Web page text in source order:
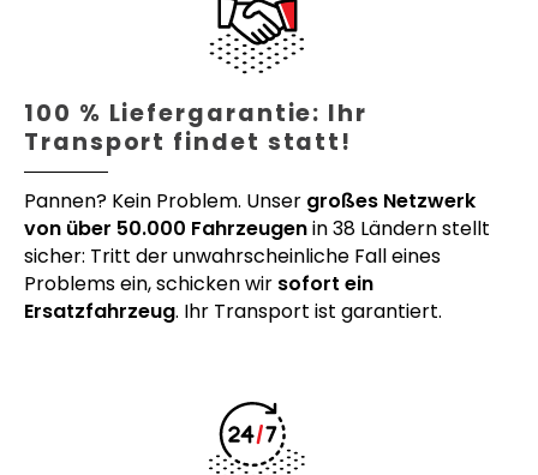
100 % Liefergarantie: Ihr
Transport findet statt!
Pannen? Kein Problem. Unser großes Netzwerk
von über 50.000 Fahrzeugenin 38 Ländern stellt
sicher: Tritt der unwahrscheinliche Fall eines
Problems ein, schicken wir sofort ein
Ersatzfahrzeug. Ihr Transport ist garantiert.